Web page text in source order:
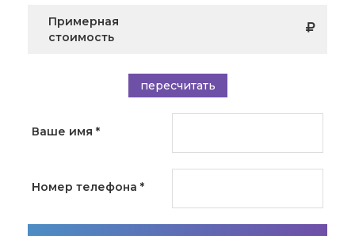
Примерная
стоимость
пересчитать
Ваше имя *
Номер телефона *